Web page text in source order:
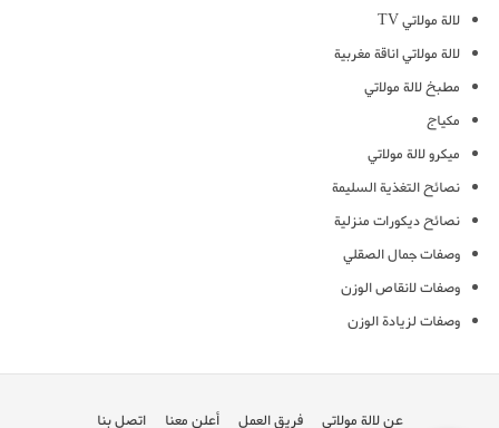
لالة مولاتي TV
لالة مولاتي اناقة مغربية
مطبخ لالة مولاتي
مكياج
ميكرو لالة مولاتي
نصائح التغذية السليمة
نصائح ديكورات منزلية
وصفات جمال الصقلي
وصفات لانقاص الوزن
وصفات لزيادة الوزن
عن لالة مولاتي فريق العمل أعلن معنا اتصل بنا